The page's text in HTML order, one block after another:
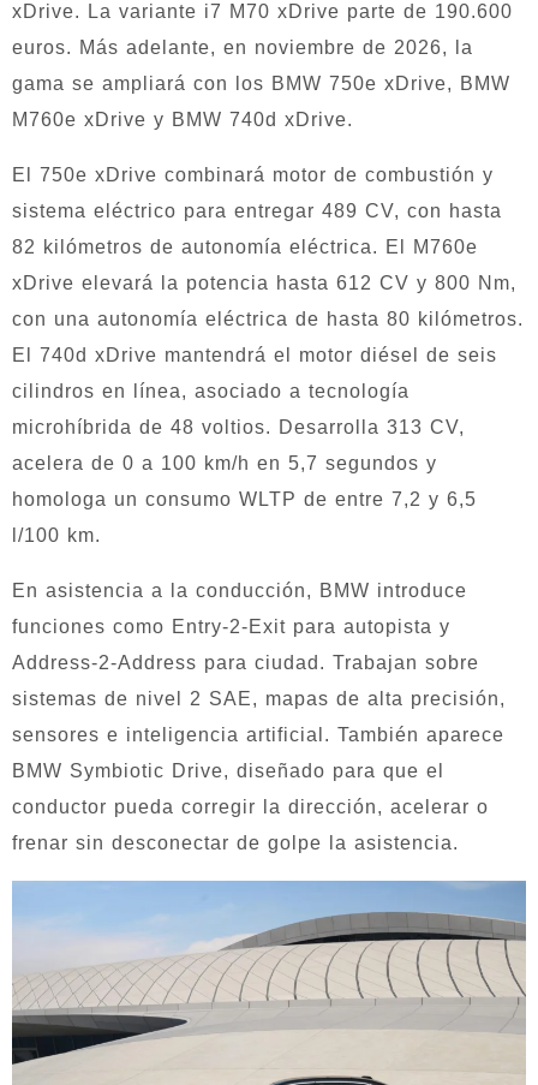
xDrive. La variante i7 M70 xDrive parte de 190.600
euros. Más adelante, en noviembre de 2026, la
gama se ampliará con los BMW 750e xDrive, BMW
M760e xDrive y BMW 740d xDrive.
El 750e xDrive combinará motor de combustión y
sistema eléctrico para entregar 489 CV, con hasta
82 kilómetros de autonomía eléctrica. El M760e
xDrive elevará la potencia hasta 612 CV y 800 Nm,
con una autonomía eléctrica de hasta 80 kilómetros.
El 740d xDrive mantendrá el motor diésel de seis
cilindros en línea, asociado a tecnología
microhíbrida de 48 voltios. Desarrolla 313 CV,
acelera de 0 a 100 km/h en 5,7 segundos y
homologa un consumo WLTP de entre 7,2 y 6,5
l/100 km.
En asistencia a la conducción, BMW introduce
funciones como Entry-2-Exit para autopista y
Address-2-Address para ciudad. Trabajan sobre
sistemas de nivel 2 SAE, mapas de alta precisión,
sensores e inteligencia artificial. También aparece
BMW Symbiotic Drive, diseñado para que el
conductor pueda corregir la dirección, acelerar o
frenar sin desconectar de golpe la asistencia.